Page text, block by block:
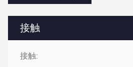
接触
接触: